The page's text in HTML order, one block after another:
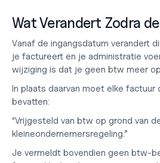
Wat Verandert Zodra
Vanaf de ingangsdatum verandert
je factureert en je administratie
wijziging is dat je geen btw meer
In plaats daarvan moet elke factuur
bevatten:
“Vrijgesteld van btw op grond van
kleineondernemersregeling.”
Je vermeldt bovendien geen btw-